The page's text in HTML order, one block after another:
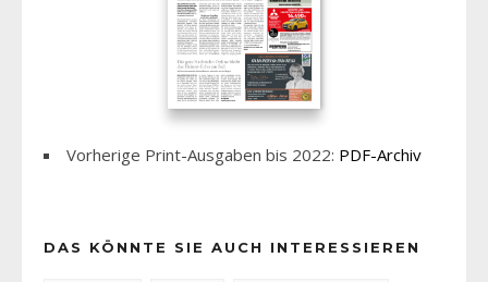
Vorherige Print-Ausgaben bis 2022: PDF-Archiv
DAS KÖNNTE SIE AUCH INTERESSIEREN